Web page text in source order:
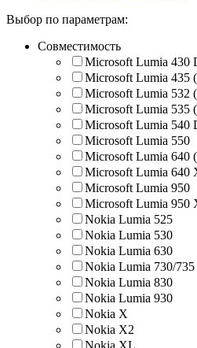
Выбор по параметрам:
Совместимость
Microsoft Lumia 430
Microsoft Lumia 435
Microsoft Lumia 532
Microsoft Lumia 535
Microsoft Lumia 540
Microsoft Lumia 550
Microsoft Lumia 640
Microsoft Lumia 640
Microsoft Lumia 950
Microsoft Lumia 950
Nokia Lumia 525
Nokia Lumia 530
Nokia Lumia 630
Nokia Lumia 730/735
Nokia Lumia 830
Nokia Lumia 930
Nokia X
Nokia X2
Nokia XL